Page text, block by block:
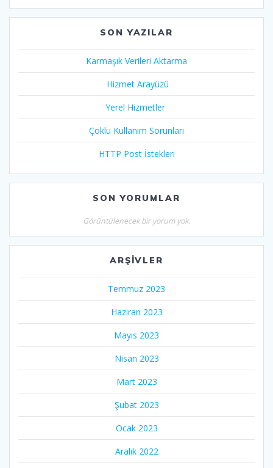
SON YAZILAR
Karmaşık Verileri Aktarma
Hizmet Arayüzü
Yerel Hizmetler
Çoklu Kullanım Sorunları
HTTP Post İstekleri
SON YORUMLAR
Görüntülenecek bir yorum yok.
ARŞIVLER
Temmuz 2023
Haziran 2023
Mayıs 2023
Nisan 2023
Mart 2023
Şubat 2023
Ocak 2023
Aralık 2022